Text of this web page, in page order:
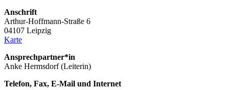
Anschrift
Arthur-Hoffmann-Straße 6
04107 Leipzig
Karte
Ansprechpartner*in
Anke Hermsdorf (Leiterin)
Telefon, Fax, E-Mail und Internet